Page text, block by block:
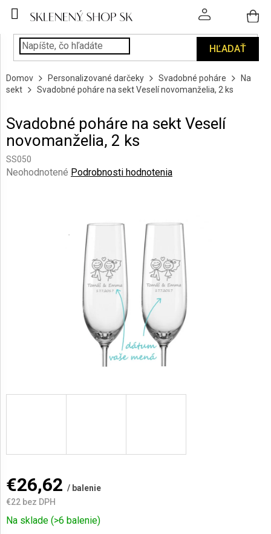
HĽADAŤ
POHÁRE
PODÁVANIE
NÁPOJOV
KUCHYŇA
A
INTERIÉR
Domov Personalizované darčeky Svadobné poháre
Na
sekt
Svadobné poháre na sekt Veselí novomanželia, 2 ks
Svadobné poháre na sekt Veselí
novomanželia, 2 ks
SS050
Priemerné
Neohodnotené Podrobnosti hodnotenia
€26,62 / balenie
€22 bez DPH
Jednotková
Na sklade (>6 balenie)